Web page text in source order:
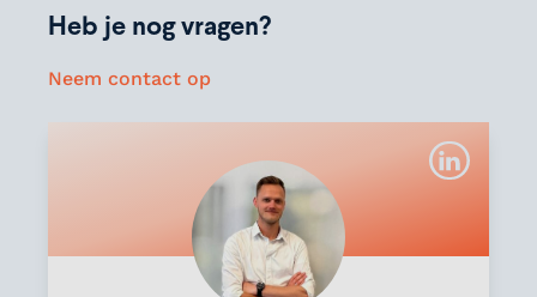
Heb je nog vragen?
Neem contact op